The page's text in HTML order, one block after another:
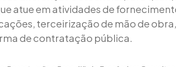
atue em atividades de
terceirização de mão de
de contratação pública.